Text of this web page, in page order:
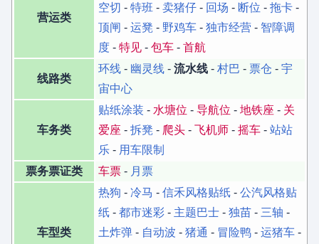
营运类
空切 - 特班 - 卖猪仔 - 回场 - 断位 - 拖卡 -
顶闸 - 运凳 - 野鸡车 - 独市经营 - 智障调
度 - 特见 - 包车 - 首航
线路类
环线 - 幽灵线 - 流水线 - 村巴 - 票仓 - 宇
宙中心
车务类
贴纸涂装 - 水塘位 - 导航位 - 地铁座 - 关
爱座 - 拆凳 - 爬头 - 飞机师 - 摇车 - 站站
乐 - 用车限制
票务票证类
车票 - 月票
车型类
热狗 - 冷马 - 信禾风格贴纸 - 公汽风格贴
纸 - 都市迷彩 - 主题巴士 - 独苗 - 三轴 -
土炸弹 - 自动波 - 猪通 - 冒险鸭 - 运猪车 -